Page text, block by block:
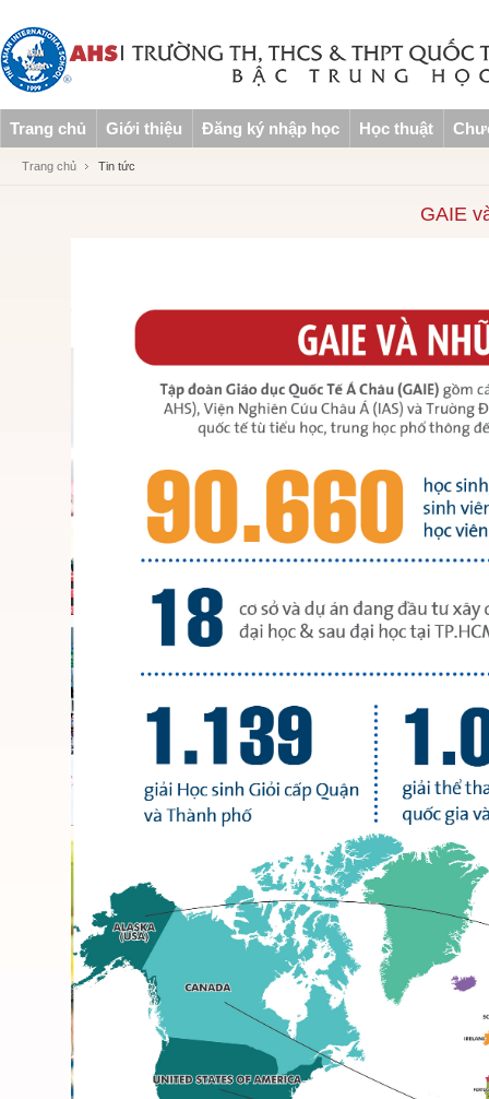
Trang chủ Giới thiệu Đăng ký nhập học Học thuật
Trang chủ Tin tức
GAIE